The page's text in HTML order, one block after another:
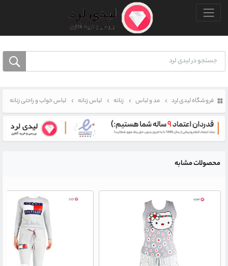
منو بالا
فروشگاه لیدی لرد مد و لباس زنانه لباس زنانه لباس خواب و راحتی زنانه
محصولات مشابه